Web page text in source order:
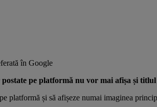
în Google
pe platformă nu vor mai afișa și
platformă și să afișeze numai imaginea